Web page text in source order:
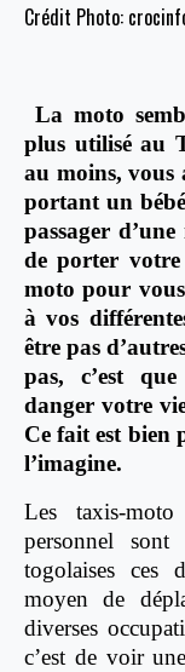
Crédit Photo:
La moto
plus utilisé au
au moins, vous
portant un
passager
de porter
moto pour
à vos
être pas
pas, c’est
danger votre
Ce fait est bien
l’imagine.
Les taxis-
personnel
togolaises ces
moyen de
diverses
c’est de voir